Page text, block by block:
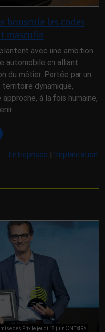
bouscule les codes
masculin
avec une ambition
automobile en alliant
du métier. Portée par un
dynamique,
à la fois humaine,
Entreprises Implantation
des Prix le jeudi 18 juin ©NEXIRA